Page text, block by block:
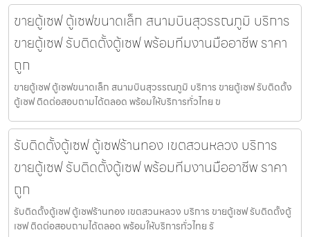
ขายตู้เซฟ ตู้เซฟขนาดเล็ก สนามบินสุวรรณภูมิ บริการ
ขายตู้เซฟ รับติดตั้งตู้เซฟ พร้อมทีมงานมืออาชีพ ราคา
ถูก
ขายตู้เซฟ ตู้เซฟขนาดเล็ก สนามบินสุวรรณภูมิ บริการ ขายตู้เซฟ รับติดตั้ง
ตู้เซฟ ติดต่อสอบถามได้ตลอด พร้อมให้บริการทั่วไทย ข
รับติดตั้งตู้เซฟ ตู้เซฟร้านทอง เขตสวนหลวง บริการ
ขายตู้เซฟ รับติดตั้งตู้เซฟ พร้อมทีมงานมืออาชีพ ราคา
ถูก
รับติดตั้งตู้เซฟ ตู้เซฟร้านทอง เขตสวนหลวง บริการ ขายตู้เซฟ รับติดตั้งตู้
เซฟ ติดต่อสอบถามได้ตลอด พร้อมให้บริการทั่วไทย รั